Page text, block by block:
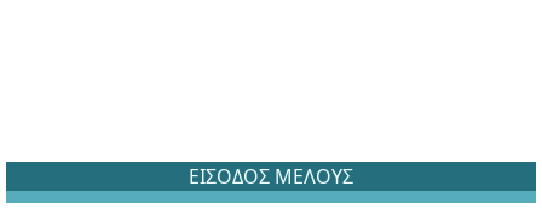
ΕΙΣΟΔΟΣ ΜΕΛΟΥΣ